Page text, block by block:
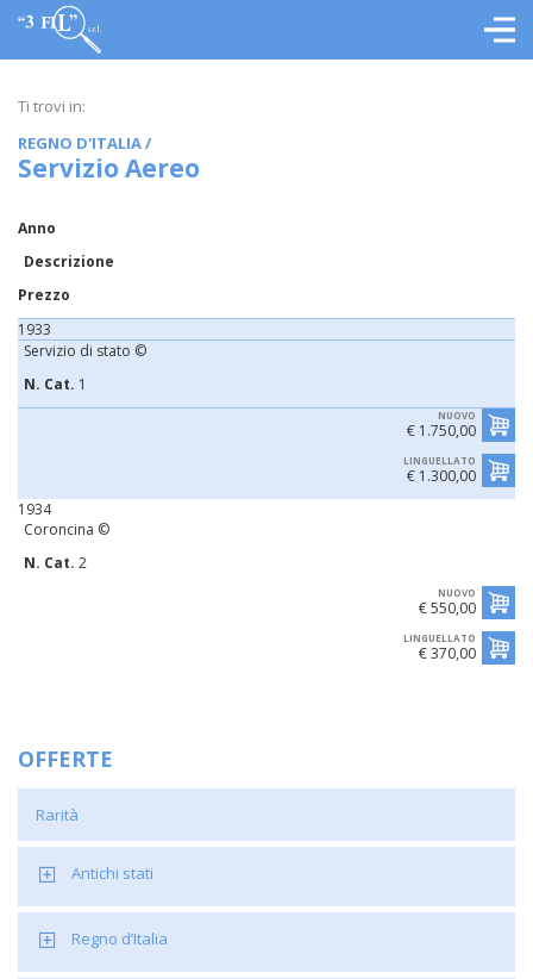
OFFERTE
Rarità
Antichi stati
Regno d’Italia
Ti trovi in:
REGNO D'ITALIA/
Servizio Aereo
Anno
Descrizione
Prezzo
1933
Servizio di stato ©
N. Cat. 1
NUOVO
€ 1.750,00
LINGUELLATO
€ 1.300,00
1934
Coroncina ©
N. Cat. 2
NUOVO
€ 550,00
LINGUELLATO
€ 370,00